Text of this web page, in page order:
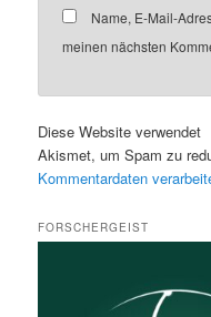
Name, E-Mail-
meinen nächsten
Diese Website verwendet
Akismet, um Spam zu
Kommentardaten
FORSCHERGEIST